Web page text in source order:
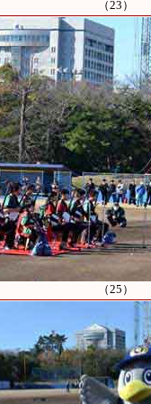
（23）
（25）